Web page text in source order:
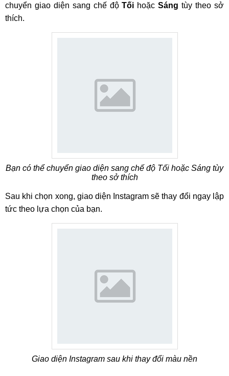
chuyển giao diện sang chế độTối hoặcSáng tùy theo sở
thích.
Bạn có thể chuyển giao diện sang chế độ Tối hoặc Sáng tùy
theo sở thích
Sau khi chọn xong, giao diện Instagram sẽ thay đổi ngay lập
tức theo lựa chọn của bạn.
Giao diện Instagram sau khi thay đổi màu nền